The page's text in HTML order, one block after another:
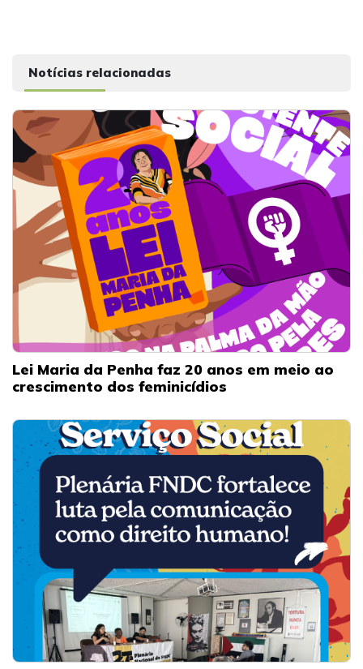
Notícias relacionadas
Lei Maria da Penha faz 20 anos em meio ao
crescimento dos feminicídios